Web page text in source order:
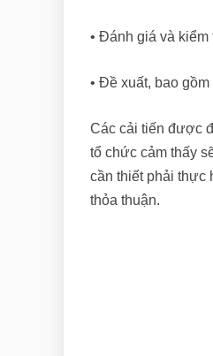
• Đánh giá và kiểm
• Đề xuất, bao
Các cải tiến được
tổ chức cảm thấy
cần thiết phải thực
thỏa thuận.